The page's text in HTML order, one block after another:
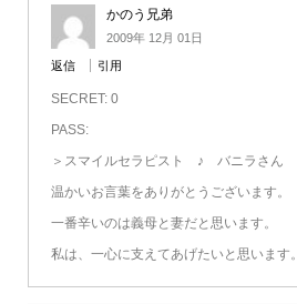
かのう兄弟
2009年 12月 01日
返信 引用
SECRET: 0
PASS:
＞スマイルセラピスト ♪ バニラさん
温かいお言葉をありがとうございます。
一番辛いのは義母と妻だと思います。
私は、一心に支えてあげたいと思います。